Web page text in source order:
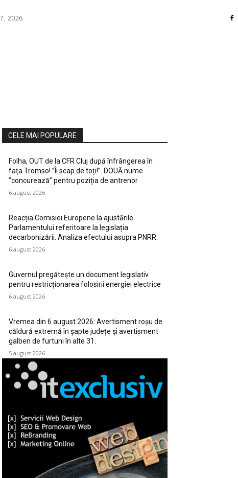
2026
CELE MAI POPULARE
Folha, OUT de la CFR Cluj după înfrângerea în
fața Tromso! ”Îi scap de toți!”. DOUĂ nume
”concurează” pentru poziția de antrenor
6 august 2026
Reacția Comisiei Europene la ajustările
Parlamentului referitoare la legislația
decarbonizării. Analiza efectului asupra PNRR.
6 august 2026
Guvernul pregătește un document legislativ
pentru restricționarea folosirii energiei electrice
6 august 2026
Vremea din 6 august 2026: Avertisment roșu de
căldură extremă în șapte județe și avertisment
galben de furtuni în alte 31.
5 august 2026